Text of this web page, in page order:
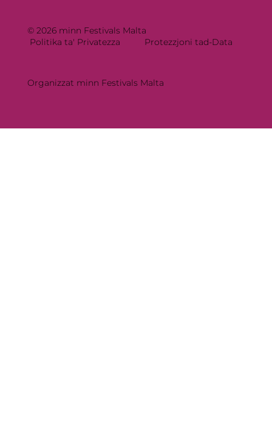
© 2026 minn Festivals Malta
Politika ta' Privatezza
Protezzjoni tad-Data
Organizzat minn Festivals Malta